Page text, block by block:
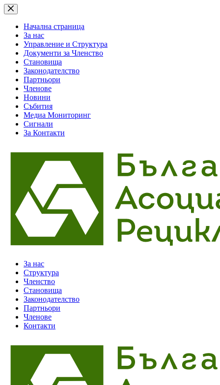
Skip
to
contentНачална страница
За нас
Управление и Структура
Документи за Членство
Становища
Законодателство
Партньори
Членове
Новини
Събития
Медиа Мониторинг
Сигнали
За Контакти
За нас
Структура
Членство
Становища
Законодателство
Партньори
Членове
Контакти